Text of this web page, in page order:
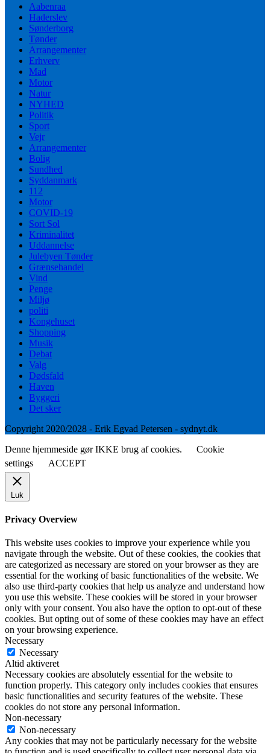
Aabenraa
Haderslev
Sønderborg
Tønder
Arrangementer
Erhverv
Mad
Motor
Natur
NYHED
Politik
Sport
Vejr
Arrangementer
Bolig
Sundhed
Syddanmark
112
Motor
COVID-19
Sort Sol
Kriminalitet
Uddannelse
Julebyen Tønder
Grænsehandel
Vind
Penge
Miljø
politi
Kongehuset
Shopping
Musik
Debat
Valg
Dødsfald
Haven
Byggeri
Det sker
Copyright 2020/2028 - Erik Egvad Petersen - sydnyt.dk
Denne hjemmeside gør IKKE brug af cookies.
Cookie
settings
ACCEPT
Luk
Privacy Overview
This website uses cookies to improve your experience while you
navigate through the website. Out of these cookies, the cookies that
are categorized as necessary are stored on your browser as they are
essential for the working of basic functionalities of the website. We
also use third-party cookies that help us analyze and understand how
you use this website. These cookies will be stored in your browser
only with your consent. You also have the option to opt-out of these
cookies. But opting out of some of these cookies may have an effect
on your browsing experience.
Necessary
Necessary
Altid aktiveret
Necessary cookies are absolutely essential for the website to
function properly. This category only includes cookies that ensures
basic functionalities and security features of the website. These
cookies do not store any personal information.
Non-necessary
Non-necessary
Any cookies that may not be particularly necessary for the website